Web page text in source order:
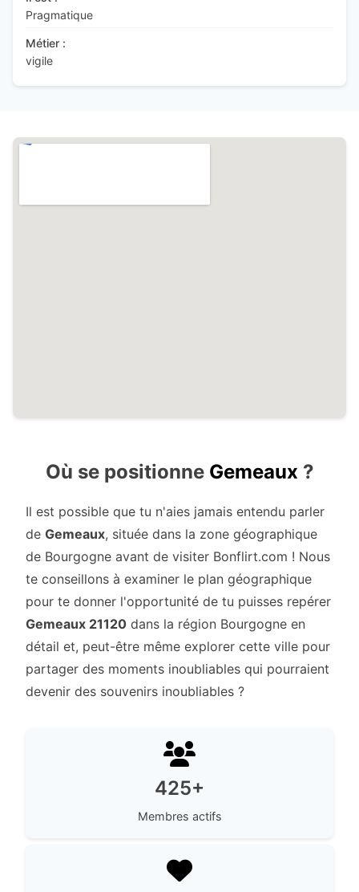
Pragmatique
Métier :
vigile
Où se positionne Gemeaux ?
Il est possible que tu n'aies jamais entendu parler
de Gemeaux, située dans la zone géographique
de Bourgogne avant de visiter Bonflirt.com ! Nous
te conseillons à examiner le plan géographique
pour te donner l'opportunité de tu puisses repérer
Gemeaux 21120 dans la région Bourgogne en
détail et, peut-être même explorer cette ville pour
partager des moments inoubliables qui pourraient
devenir des souvenirs inoubliables ?
425+
Membres actifs